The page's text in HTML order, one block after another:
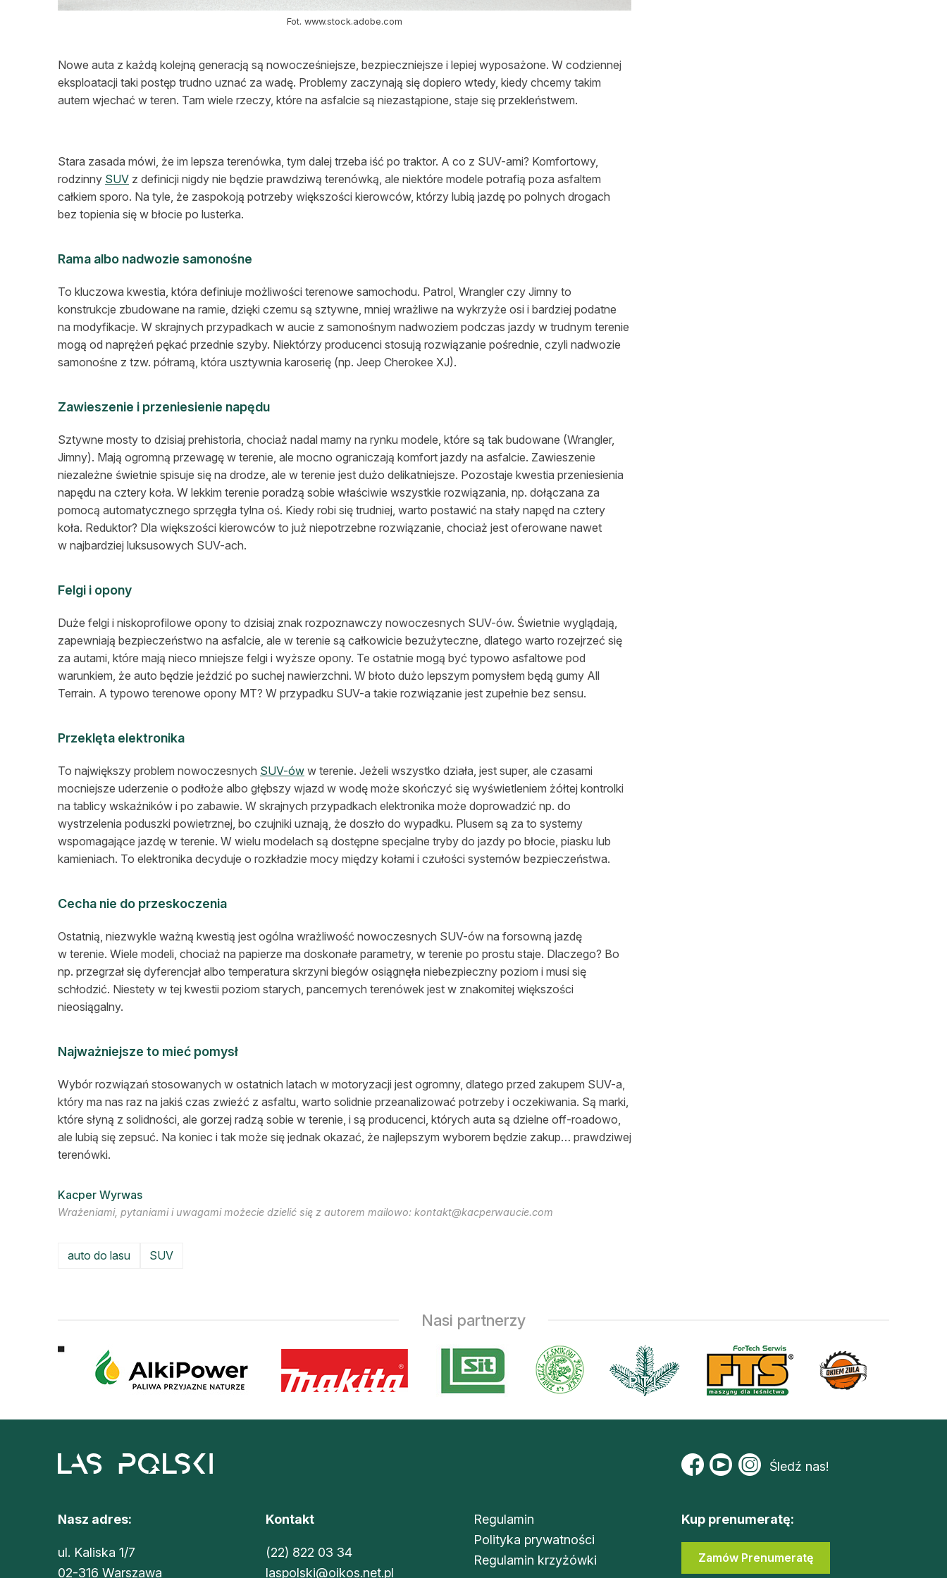
Fot. www.stock.adobe.com
Nowe auta z każdą kolejną generacją są nowocześniejsze, bezpieczniejsze i lepiej wyposażone. W codziennej
eksploatacji taki postęp trudno uznać za wadę. Problemy zaczynają się dopiero wtedy, kiedy chcemy takim
autem wjechać w teren. Tam wiele rzeczy, które na asfalcie są niezastąpione, staje się przekleństwem.
Stara zasada mówi, że im lepsza terenówka, tym dalej trzeba iść po traktor. A co z SUV-ami? Komfortowy,
rodzinny SUV z definicji nigdy nie będzie prawdziwą terenówką, ale niektóre modele potrafią poza asfaltem
całkiem sporo. Na tyle, że zaspokoją potrzeby większości kierowców, którzy lubią jazdę po polnych drogach
bez topienia się w błocie po lusterka.
Rama albo nadwozie samonośne
To kluczowa kwestia, która definiuje możliwości terenowe samochodu. Patrol, Wrangler czy Jimny to
konstrukcje zbudowane na ramie, dzięki czemu są sztywne, mniej wrażliwe na wykrzyże osi i bardziej podatne
na modyfikacje. W skrajnych przypadkach w aucie z samonośnym nadwoziem podczas jazdy w trudnym terenie
mogą od naprężeń pękać przednie szyby. Niektórzy producenci stosują rozwiązanie pośrednie, czyli nadwozie
samonośne z tzw. półramą, która usztywnia karoserię (np. Jeep Cherokee XJ).
Zawieszenie i przeniesienie napędu
Sztywne mosty to dzisiaj prehistoria, chociaż nadal mamy na rynku modele, które są tak budowane (Wrangler,
Jimny). Mają ogromną przewagę w terenie, ale mocno ograniczają komfort jazdy na asfalcie. Zawieszenie
niezależne świetnie spisuje się na drodze, ale w terenie jest dużo delikatniejsze. Pozostaje kwestia przeniesienia
napędu na cztery koła. W lekkim terenie poradzą sobie właściwie wszystkie rozwiązania, np. dołączana za
pomocą automatycznego sprzęgła tylna oś. Kiedy robi się trudniej, warto postawić na stały napęd na cztery
koła. Reduktor? Dla większości kierowców to już niepotrzebne rozwiązanie, chociaż jest oferowane nawet
w najbardziej luksusowych SUV-ach.
Felgi i opony
Duże felgi i niskoprofilowe opony to dzisiaj znak rozpoznawczy nowoczesnych SUV-ów. Świetnie wyglądają,
zapewniają bezpieczeństwo na asfalcie, ale w terenie są całkowicie bezużyteczne, dlatego warto rozejrzeć się
za autami, które mają nieco mniejsze felgi i wyższe opony. Te ostatnie mogą być typowo asfaltowe pod
warunkiem, że auto będzie jeździć po suchej nawierzchni. W błoto dużo lepszym pomysłem będą gumy All
Terrain. A typowo terenowe opony MT? W przypadku SUV-a takie rozwiązanie jest zupełnie bez sensu.
Przeklęta elektronika
To największy problem nowoczesnych SUV-ów w terenie. Jeżeli wszystko działa, jest super, ale czasami
mocniejsze uderzenie o podłoże albo głębszy wjazd w wodę może skończyć się wyświetleniem żółtej kontrolki
na tablicy wskaźników i po zabawie. W skrajnych przypadkach elektronika może doprowadzić np. do
wystrzelenia poduszki powietrznej, bo czujniki uznają, że doszło do wypadku. Plusem są za to systemy
wspomagające jazdę w terenie. W wielu modelach są dostępne specjalne tryby do jazdy po błocie, piasku lub
kamieniach. To elektronika decyduje o rozkładzie mocy między kołami i czułości systemów bezpieczeństwa.
Cecha nie do przeskoczenia
Ostatnią, niezwykle ważną kwestią jest ogólna wrażliwość nowoczesnych SUV-ów na forsowną jazdę
w terenie. Wiele modeli, chociaż na papierze ma doskonałe parametry, w terenie po prostu staje. Dlaczego? Bo
np. przegrzał się dyferencjał albo temperatura skrzyni biegów osiągnęła niebezpieczny poziom i musi się
schłodzić. Niestety w tej kwestii poziom starych, pancernych terenówek jest w znakomitej większości
nieosiągalny.
Najważniejsze to mieć pomysł
Wybór rozwiązań stosowanych w ostatnich latach w motoryzacji jest ogromny, dlatego przed zakupem SUV-a,
który ma nas raz na jakiś czas zwieźć z asfaltu, warto solidnie przeanalizować potrzeby i oczekiwania. Są marki,
które słyną z solidności, ale gorzej radzą sobie w terenie, i są producenci, których auta są dzielne off-roadowo,
ale lubią się zepsuć. Na koniec i tak może się jednak okazać, że najlepszym wyborem będzie zakup… prawdziwej
terenówki.
Kacper Wyrwas
Wrażeniami, pytaniami i uwagami możecie dzielić się z autorem mailowo: kontakt@kacperwaucie.com
auto do lasu SUV
Nasi partnerzy
Śledź nas!
Nasz adres:
ul. Kaliska 1/7
02-316 Warszawa
Kontakt
(22) 822 03 34
laspolski@oikos.net.pl
Regulamin
Polityka prywatności
Regulamin krzyżówki
Kup prenumeratę:
Zamów Prenumeratę